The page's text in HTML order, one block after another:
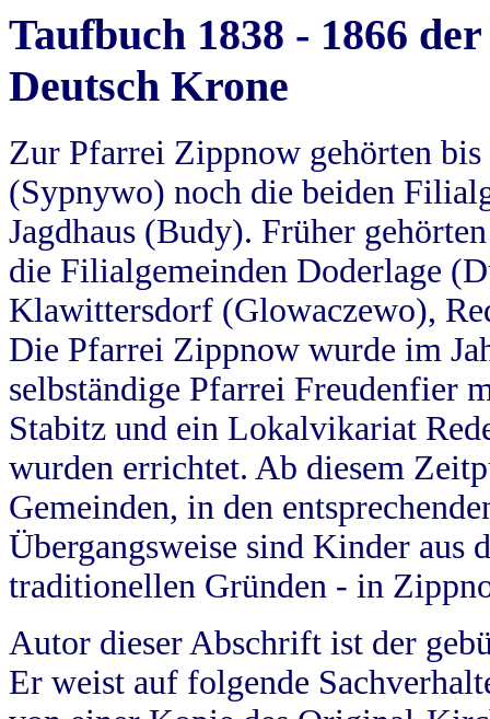
Taufbuch 1838 - 1866
Deutsch Krone
Zur Pfarrei Zippnow gehörten
(Sypnywo) noch die beiden
Jagdhaus (Budy). Früher
die Filialgemeinden Doderlage
Klawittersdorf (Glowaczewo),
Die Pfarrei Zippnow wurde im
selbständige Pfarrei Freudenfier
Stabitz und ein Lokalvikariat
wurden errichtet. Ab diesem
Gemeinden, in den
Übergangsweise sind Kinder aus
traditionellen Gründen - in
Autor dieser Abschrift ist der
Er weist auf folgende